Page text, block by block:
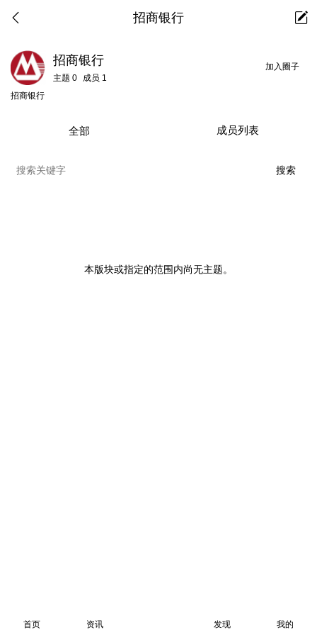
招商银行
加入圈子
招商银行
主题 0 成员 1
招商银行
全部 成员列表
本版块或指定的范围内尚无主题。
首页 资讯 发现 我的